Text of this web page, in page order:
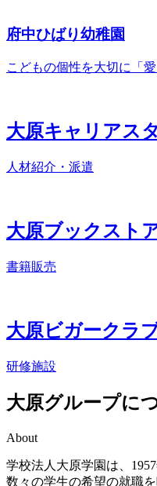
府中ひばり幼稚園
こどもの個性を大切に 「
大原キャリアス
人材紹介・派遣
大原ブックスト
書籍販売
大原ビガークラ
研修施設
大原グループに
About
学校法人大原学園は、
数々の学生の希望の就職を